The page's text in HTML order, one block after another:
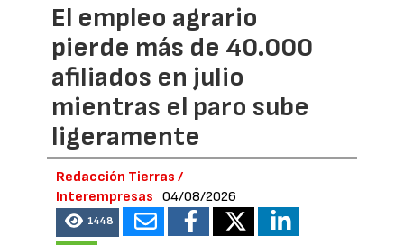
El empleo agrario
pierde más de 40.000
afiliados en julio
mientras el paro sube
ligeramente
Redacción Tierras /
Interempresas
04/08/2026
1448